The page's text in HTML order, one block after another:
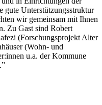
gute Unterstützungsstruktur
wir gemeinsam mit Ihnen
Zu Gast sind Robert
(Forschungsprojekt Alter
(Wohn- und
u.a. der Kommune